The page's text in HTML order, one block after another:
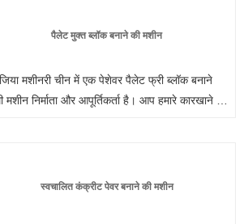
पैलेट मुक्त ब्लॉक बनाने की मशीन
मशीनरी चीन में एक पेशेवर पैलेट फ्री ब्लॉक बनाने
मशीन निर्माता और आपूर्तिकर्ता है। आप हमारे कारखाने से
स्वचालित कंक्रीट पेवर बनाने की मशीन